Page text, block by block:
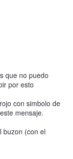
que no puedo
por esto
con simbolo de
mensaje.
buzon (con el